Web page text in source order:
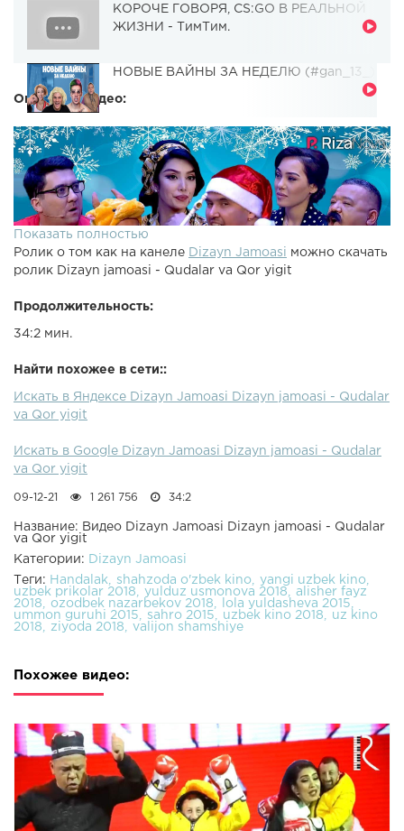
КОРОЧЕ ГОВОРЯ, CS:GO В РЕАЛЬНОЙ
ЖИЗНИ - ТимТим.
НОВЫЕ ВАЙНЫ ЗА НЕДЕЛЮ (#gan_13_)
Описание видео:
Показать полностью
Ролик о том как на канеле
Dizayn Jamoasi можно скачать
ролик Dizayn jamoasi - Qudalar va Qor yigit
Продолжительность:
34:2 мин.
Найти похожее в сети::
Искать в Яндексе Dizayn Jamoasi Dizayn jamoasi - Qudalar
va Qor yigit
Искать в Google Dizayn Jamoasi Dizayn jamoasi - Qudalar
va Qor yigit
09-12-21 1 261 756 34:2
Название: Видео Dizayn Jamoasi Dizayn jamoasi - Qudalar
va Qor yigit
Категории:
Dizayn Jamoasi
Теги: Handalak shahzoda o'zbek kino
yangi uzbek kino
uzbek prikolar 2018
yulduz usmonova 2018
alisher fayz
2018
ozodbek nazarbekov 2018
lola yuldasheva 2015
ummon guruhi 2015
sahro 2015 uzbek kino 2018
uz kino
2018
ziyoda 2018 valijon shamshiye
Похожее видео: